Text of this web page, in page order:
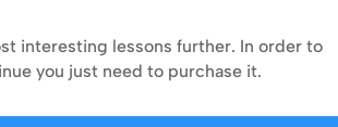
interesting lessons further. In order to
you just need to purchase it.